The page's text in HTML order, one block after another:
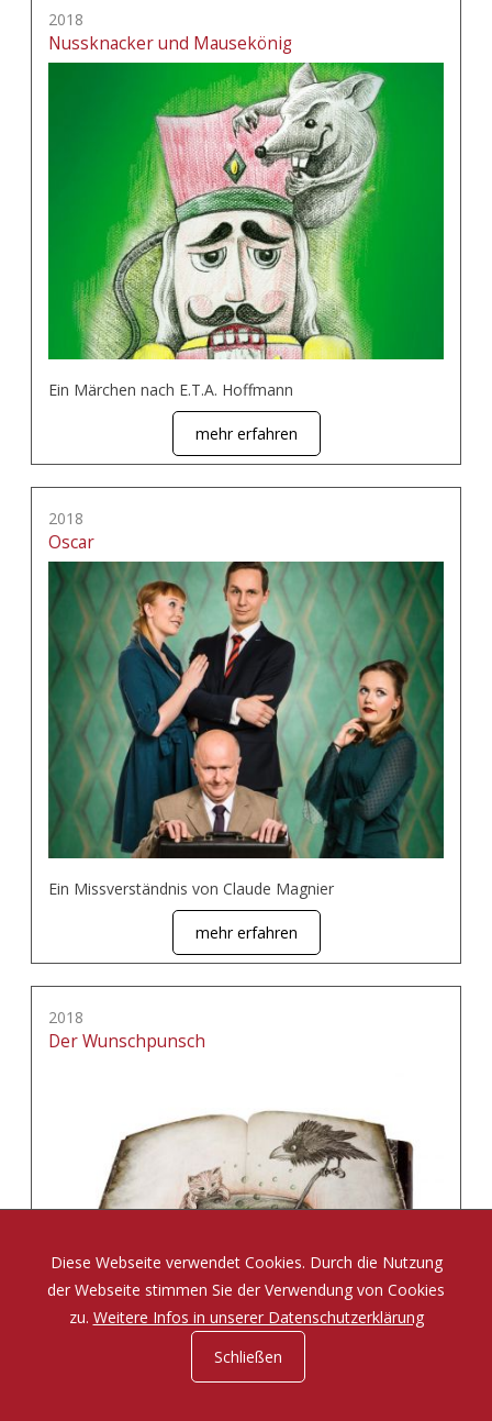
2018
Nussknacker und Mausekönig
Ein Märchen nach E.T.A. Hoffmann
mehr erfahren
2018
Oscar
Ein Missverständnis von Claude Magnier
mehr erfahren
2018
Der Wunschpunsch
Eine Zauberposse von Michael Ende
Diese Webseite verwendet Cookies. Durch die Nutzung
der Webseite stimmen Sie der Verwendung von Cookies
zu. Weitere Infos in unserer Datenschutzerklärung
Schließen